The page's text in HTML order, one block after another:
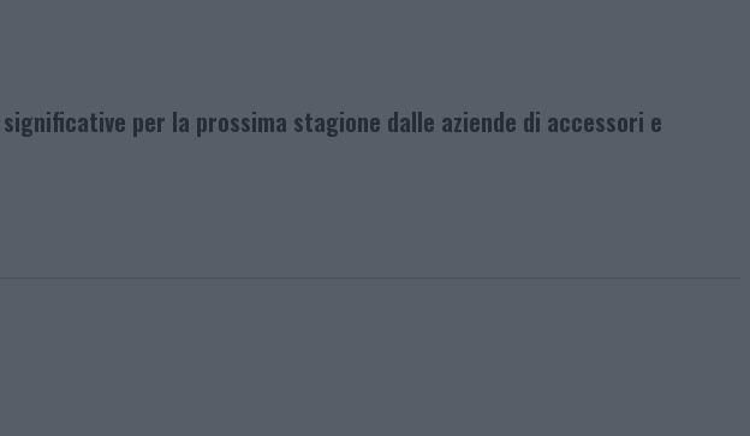
per la prossima stagione dalle aziende di accessori e